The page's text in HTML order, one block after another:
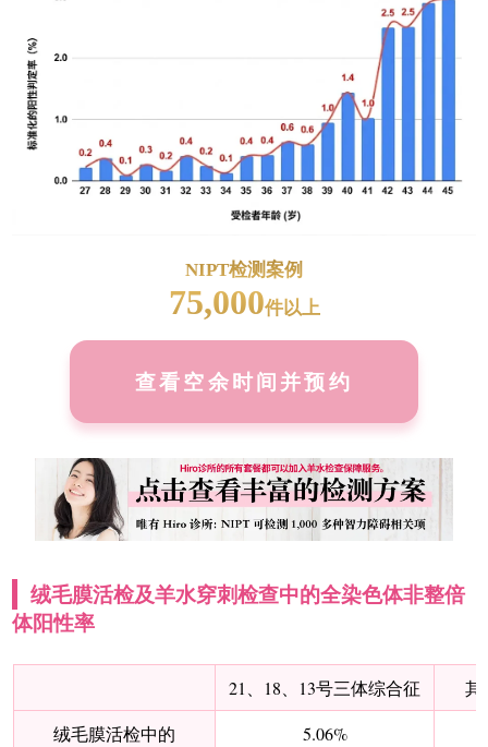
NIPT检测案例
75,000件以上
查看空余时间并预约
绒毛膜活检及羊水穿刺检查中的全染色体非整倍
体阳性率
21、18、13号三体综合征
其
绒毛膜活检中的
5.06%